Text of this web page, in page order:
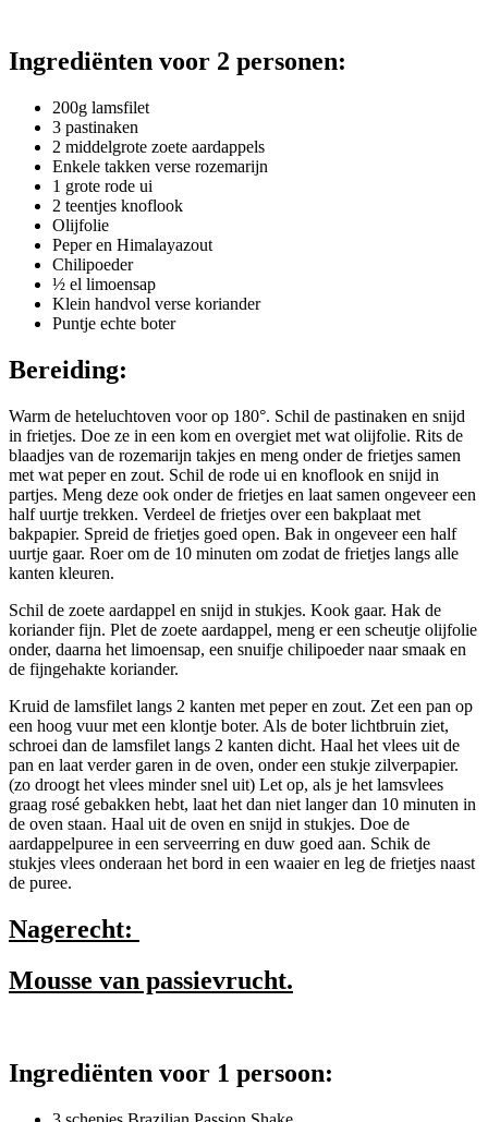
Ingrediënten voor 2 personen:
200g lamsfilet
3 pastinaken
2 middelgrote zoete aardappels
Enkele takken verse rozemarijn
1 grote rode ui
2 teentjes knoflook
Olijfolie
Peper en Himalayazout
Chilipoeder
½ el limoensap
Klein handvol verse koriander
Puntje echte boter
Bereiding:
Warm de heteluchtoven voor op 180°. Schil de pastinaken en snijd
in frietjes. Doe ze in een kom en overgiet met wat olijfolie. Rits de
blaadjes van de rozemarijn takjes en meng onder de frietjes samen
met wat peper en zout. Schil de rode ui en knoflook en snijd in
partjes. Meng deze ook onder de frietjes en laat samen ongeveer een
half uurtje trekken. Verdeel de frietjes over een bakplaat met
bakpapier. Spreid de frietjes goed open. Bak in ongeveer een half
uurtje gaar. Roer om de 10 minuten om zodat de frietjes langs alle
kanten kleuren.
Schil de zoete aardappel en snijd in stukjes. Kook gaar. Hak de
koriander fijn. Plet de zoete aardappel, meng er een scheutje olijfolie
onder, daarna het limoensap, een snuifje chilipoeder naar smaak en
de fijngehakte koriander.
Kruid de lamsfilet langs 2 kanten met peper en zout. Zet een pan op
een hoog vuur met een klontje boter. Als de boter lichtbruin ziet,
schroei dan de lamsfilet langs 2 kanten dicht. Haal het vlees uit de
pan en laat verder garen in de oven, onder een stukje zilverpapier.
(zo droogt het vlees minder snel uit) Let op, als je het lamsvlees
graag rosé gebakken hebt, laat het dan niet langer dan 10 minuten in
de oven staan. Haal uit de oven en snijd in stukjes. Doe de
aardappelpuree in een serveerring en duw goed aan. Schik de
stukjes vlees onderaan het bord in een waaier en leg de frietjes naast
de puree.
Nagerecht:
Mousse van passievrucht.
Ingrediënten voor 1 persoon: